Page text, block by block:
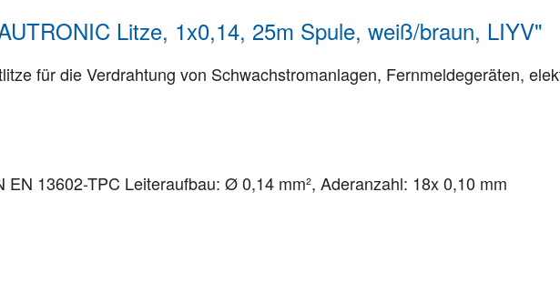
Litze, 1x0,14, 25m Spule, weiß/braun, LIYV"
für die Verdrahtung von Schwachstromanlagen, Fernmeldegeräten,
13602-TPC Leiteraufbau: Ø 0,14 mm², Aderanzahl: 18x 0,10 mm